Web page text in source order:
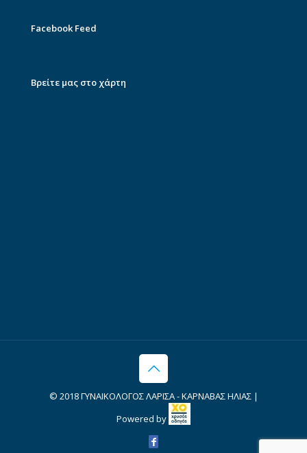
Facebook Feed
Βρείτε μας στο χάρτη
© 2018 ΓΥΝΑΙΚΟΛΟΓΟΣ ΛΑΡΙΣΑ - ΚΑΡΝΑΒΑΣ ΗΛΙΑΣ |
Powered by